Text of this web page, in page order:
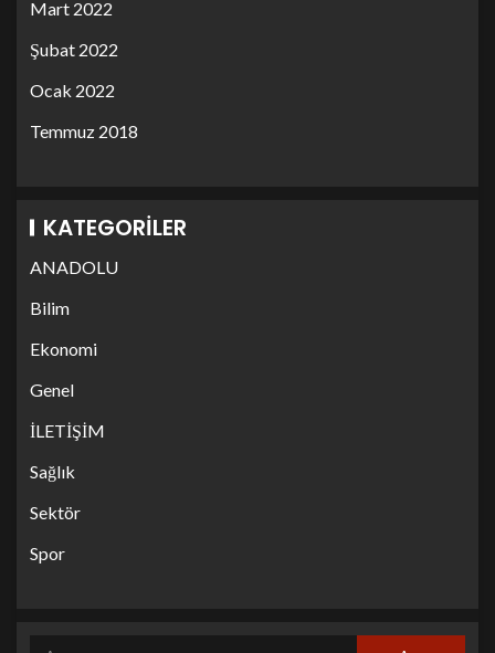
Mart 2022
Şubat 2022
Ocak 2022
Temmuz 2018
KATEGORILER
ANADOLU
Bilim
Ekonomi
Genel
İLETİŞİM
Sağlık
Sektör
Spor